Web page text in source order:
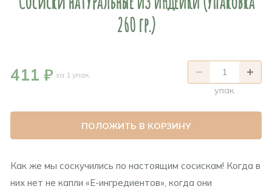
260 гр.)
411 ₽ за 1 упак.
упак.
ПОЛОЖИТЬ В КОРЗИНУ
Как же мы соскучились по настоящим сосискам! Когда в
них нет не капли «Е-ингредиентов», когда они